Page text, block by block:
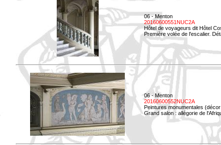
06 - Menton
20160600551NUC2A
Hôtel de voyageurs dit Hôtel
Première volée de l'escalier.
06 - Menton
20160600552NUC2A
Peintures monumentales
Grand salon : allégorie de